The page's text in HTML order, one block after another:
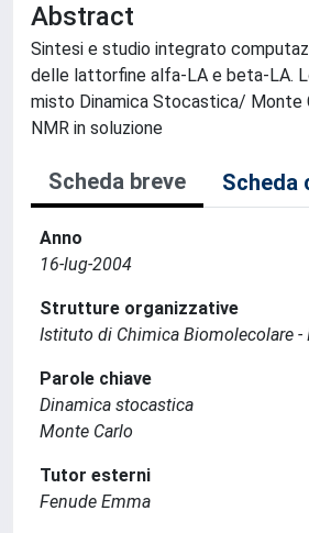
Abstract
Sintesi e studio integrato
delle lattorfine alfa-LA e beta-LA.
misto Dinamica Stocastica/ Monte
NMR in soluzione
Scheda breve Scheda
Anno
16-lug-2004
Strutture organizzative
Istituto di Chimica Biomolecolare -
Parole chiave
Dinamica stocastica
Monte Carlo
Tutor esterni
Fenude Emma